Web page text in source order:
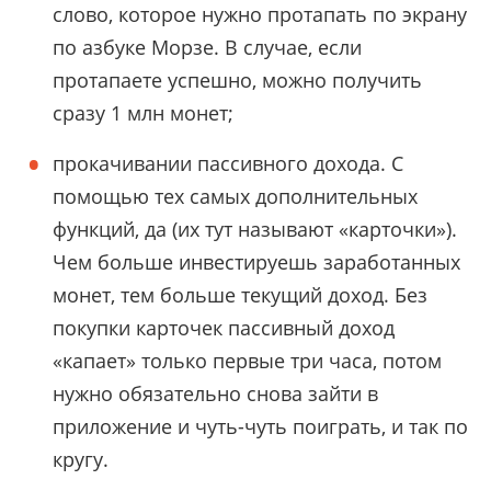
слово, которое нужно протапать по экрану
по азбуке Морзе. В случае, если
протапаете успешно, можно получить
сразу 1 млн монет;
прокачивании пассивного дохода. С
помощью тех самых дополнительных
функций, да (их тут называют «карточки»).
Чем больше инвестируешь заработанных
монет, тем больше текущий доход. Без
покупки карточек пассивный доход
«капает» только первые три часа, потом
нужно обязательно снова зайти в
приложение и чуть-чуть поиграть, и так по
кругу.